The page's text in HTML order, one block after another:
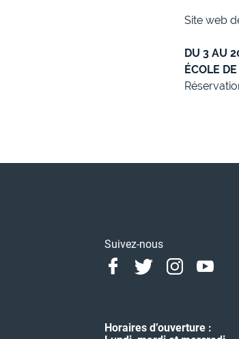
Site web
DU 3 AU
ÉCOLE
Suivez-nous
FacebookTwitterInstagramYoutube
Horaires d’ouverture :